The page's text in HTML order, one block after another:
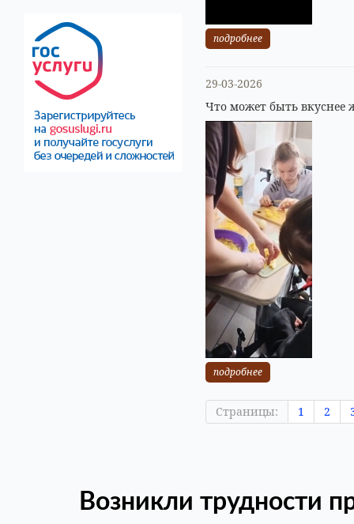
подробнее
29-03-2026
Что может быть вкуснее
подробнее
Страницы: 1 2
Возникли трудности